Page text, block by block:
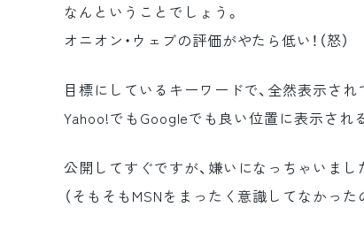
なんということでしょう。
オニオン・ウェブの評価がやたら低い！（怒）
目標にしているキーワードで、全然表示され
Yahoo!でもGoogleでも良い位置に表示されるの
公開してすぐですが、嫌いになっちゃいました
（そもそもMSNをまったく意識してなかった